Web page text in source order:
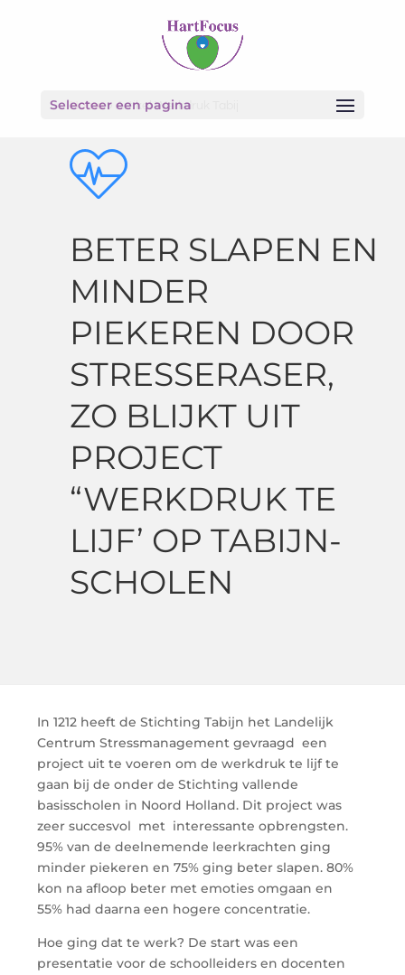
Selecteer een pagina
Home» Artikel Werkdruk Tabij
BETER SLAPEN EN
MINDER
PIEKEREN DOOR
STRESSERASER,
ZO BLIJKT UIT
PROJECT
“WERKDRUK TE
LIJF’ OP TABIJN-
SCHOLEN
In 1212 heeft de Stichting Tabijn het Landelijk
Centrum Stressmanagement gevraagd een
project uit te voeren om de werkdruk te lijf te
gaan bij de onder de Stichting vallende
basisscholen in Noord Holland. Dit project was
zeer succesvol met interessante opbrengsten.
95% van de deelnemende leerkrachten ging
minder piekeren en 75% ging beter slapen. 80%
kon na afloop beter met emoties omgaan en
55% had daarna een hogere concentratie.
Hoe ging dat te werk? De start was een
presentatie voor de schoolleiders en docenten